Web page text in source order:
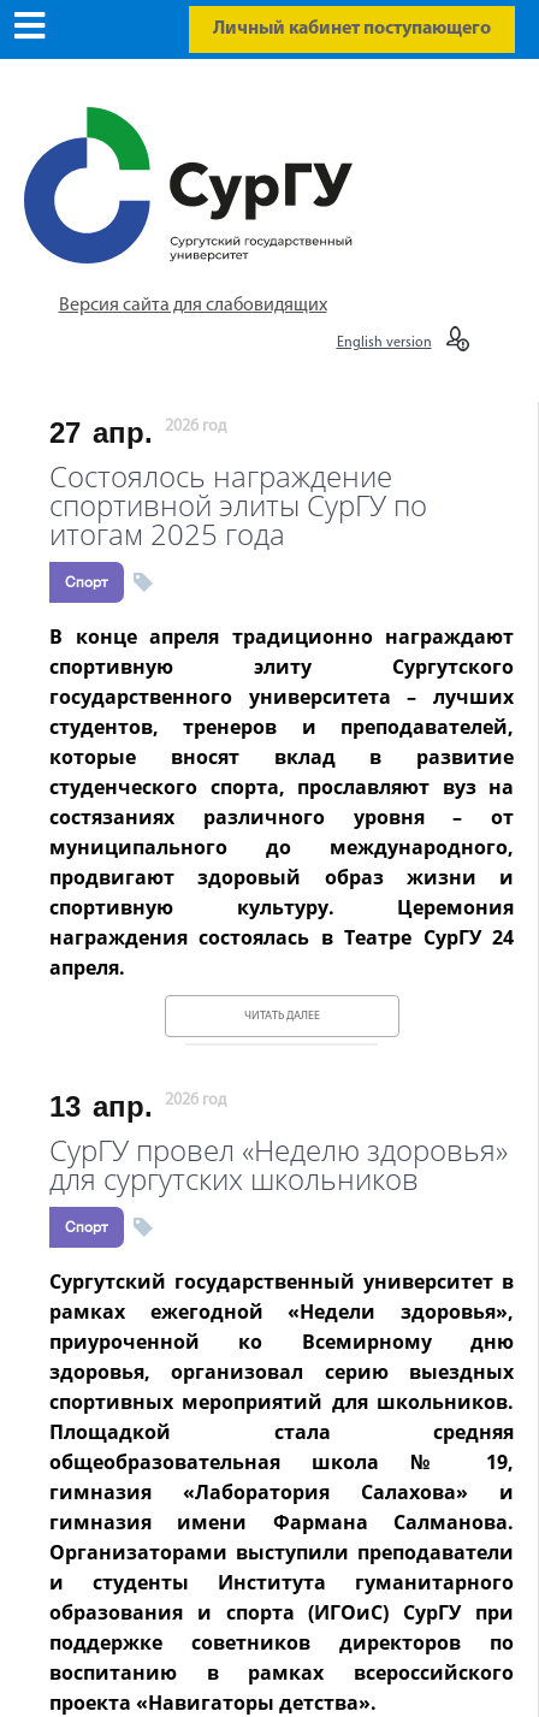
Личный кабинет поступающего
Версия сайта для слабовидящих
English version
27 апр. 2026 год
Состоялось награждение
спортивной элиты СурГУ по
итогам 2025 года
Спорт
В конце апреля традиционно награждают
спортивную элиту Сургутского
государственного университета – лучших
студентов, тренеров и преподавателей,
которые вносят вклад в развитие
студенческого спорта, прославляют вуз на
состязаниях различного уровня – от
муниципального до международного,
продвигают здоровый образ жизни и
спортивную культуру. Церемония
награждения состоялась в Театре СурГУ 24
апреля.
ЧИТАТЬ ДАЛЕЕ
13 апр. 2026 год
СурГУ провел «Неделю здоровья»
для сургутских школьников
Спорт
Сургутский государственный университет в
рамках ежегодной «Недели здоровья»,
приуроченной ко Всемирному дню
здоровья, организовал серию выездных
спортивных мероприятий для школьников.
Площадкой стала средняя
общеобразовательная школа № 19,
гимназия «Лаборатория Салахова» и
гимназия имени Фармана Салманова.
Организаторами выступили преподаватели
и студенты Института гуманитарного
образования и спорта (ИГОиС) СурГУ при
поддержке советников директоров по
воспитанию в рамках всероссийского
проекта «Навигаторы детства».